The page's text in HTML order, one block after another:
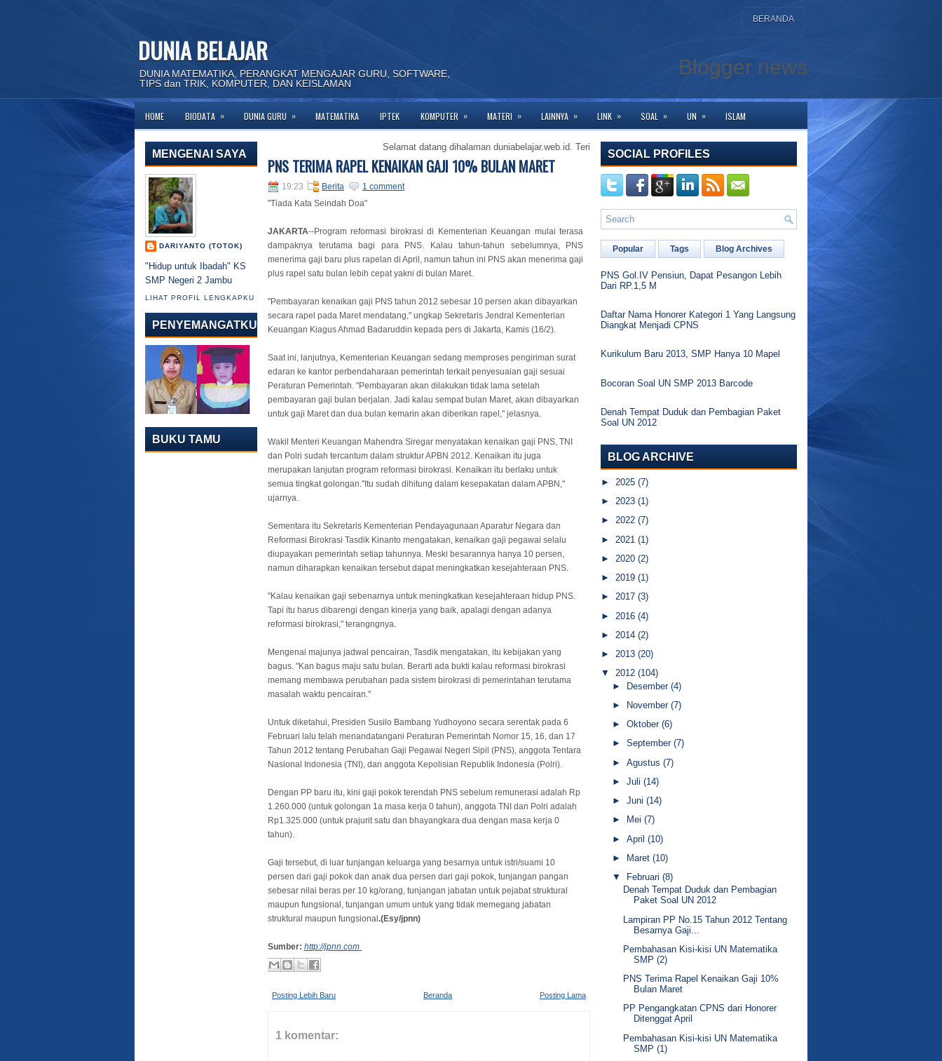
BERANDA
DUNIA BELAJAR
DUNIA MATEMATIKA, PERANGKAT MENGAJAR GURU, SOFTWARE,
TIPS dan TRIK, KOMPUTER, DAN KEISLAMAN
Blogger news
HOME BIODATA » DUNIA GURU » MATEMATIKA IPTEK KOMPUTER » MATERI » LAINNYA » LINK » SOAL » UN » ISLAM
MENGENAI SAYA
DARIYANTO (TOTOK)
"Hidup untuk Ibadah" KS
SMP Negeri 2 Jambu
LIHAT PROFIL LENGKAPKU
PENYEMANGATKU
BUKU TAMU
Selamat datang dihalaman duniabelajar.web.id. Terima kasih telah berkunjung ke halaman ini. Bagi yang membutuhkan bantuan silahkan
PNS TERIMA RAPEL KENAIKAN GAJI 10% BULAN MARET
19:23 Berita
1 comment
"Tiada Kata Seindah Doa"
JAKARTA--Program reformasi birokrasi di Kementerian Keuangan mulai terasa
dampaknya terutama bagi para PNS. Kalau tahun-tahun sebelumnya, PNS
menerima gaji baru plus rapelan di April, namun tahun ini PNS akan menerima gaji
plus rapel satu bulan lebih cepat yakni di bulan Maret.
"Pembayaran kenaikan gaji PNS tahun 2012 sebesar 10 persen akan dibayarkan
secara rapel pada Maret mendatang," ungkap Sekretaris Jendral Kementerian
Keuangan Kiagus Ahmad Badaruddin kepada pers di Jakarta, Kamis (16/2).
Saat ini, lanjutnya, Kementerian Keuangan sedang memproses pengiriman surat
edaran ke kantor perbendaharaan pemerintah terkait penyesuaian gaji sesuai
Peraturan Pemerintah. "Pembayaran akan dilakukan tidak lama setelah
pembayaran gaji bulan berjalan. Jadi kalau sempat bulan Maret, akan dibayarkan
untuk gaji Maret dan dua bulan kemarin akan diberikan rapel," jelasnya.
Wakil Menteri Keuangan Mahendra Siregar menyatakan kenaikan gaji PNS, TNI
dan Polri sudah tercantum dalam struktur APBN 2012. Kenaikan itu juga
merupakan lanjutan program reformasi birokrasi. Kenaikan itu berlaku untuk
semua tingkat golongan."Itu sudah dihitung dalam kesepakatan dalam APBN,"
ujarnya.
Sementara itu Sekretaris Kementerian Pendayagunaan Aparatur Negara dan
Reformasi Birokrasi Tasdik Kinanto mengatakan, kenaikan gaji pegawai selalu
diupayakan pemerintah setiap tahunnya. Meski besarannya hanya 10 persen,
namun diharapkan kenaikan tersebut dapat meningkatkan kesejahteraan PNS.
"Kalau kenaikan gaji sebenarnya untuk meningkatkan kesejahteraan hidup PNS.
Tapi itu harus dibarengi dengan kinerja yang baik, apalagi dengan adanya
reformasi birokrasi," terangngnya.
Mengenai majunya jadwal pencairan, Tasdik mengatakan, itu kebijakan yang
bagus. "Kan bagus maju satu bulan. Berarti ada bukti kalau reformasi birokrasi
memang membawa perubahan pada sistem birokrasi di pemerintahan terutama
masalah waktu pencairan."
Untuk diketahui, Presiden Susilo Bambang Yudhoyono secara serentak pada 6
Februari lalu telah menandatangani Peraturan Pemerintah Nomor 15, 16, dan 17
Tahun 2012 tentang Perubahan Gaji Pegawai Negeri Sipil (PNS), anggota Tentara
Nasional Indonesia (TNI), dan anggota Kepolisian Republik Indonesia (Polri).
Dengan PP baru itu, kini gaji pokok terendah PNS sebelum remunerasi adalah Rp
1.260.000 (untuk golongan 1a masa kerja 0 tahun), anggota TNI dan Polri adalah
Rp1.325.000 (untuk prajurit satu dan bhayangkara dua dengan masa kerja 0
tahun).
Gaji tersebut, di luar tunjangan keluarga yang besarnya untuk istri/suami 10
persen dari gaji pokok dan anak dua persen dari gaji pokok, tunjangan pangan
sebesar nilai beras per 10 kg/orang, tunjangan jabatan untuk pejabat struktural
maupun fungsional, tunjangan umum untuk yang tidak memegang jabatan
struktural maupun fungsional .(Esy/jpnn)
Sumber: http://jpnn.com
Posting Lebih Baru Posting Lama
Beranda
1 komentar:
SOCIAL PROFILES
Popular Tags Blog Archives
PNS Gol.IV Pensiun, Dapat Pesangon Lebih
Dari RP.1,5 M
Daftar Nama Honorer Kategori 1 Yang Langsung
Diangkat Menjadi CPNS
Kurikulum Baru 2013, SMP Hanya 10 Mapel
Bocoran Soal UN SMP 2013 Barcode
Denah Tempat Duduk dan Pembagian Paket
Soal UN 2012
BLOG ARCHIVE
► 2025 (7)
► 2023 (1)
► 2022 (7)
► 2021 (1)
► 2020 (2)
► 2019 (1)
► 2017 (3)
► 2016 (4)
► 2014 (2)
► 2013 (20)
▼
2012 (104)
► Desember (4)
►
November (7)
► Oktober (6)
► September (7)
► Agustus (7)
► Juli (14)
► Juni (14)
►
Mei (7)
► April (10)
►
Maret (10)
▼
Februari (8)
Denah Tempat Duduk dan Pembagian
Paket Soal UN 2012
Lampiran PP No.15 Tahun 2012 Tentang
Besarnya Gaji...
Pembahasan Kisi-kisi UN Matematika
SMP (2)
PNS Terima Rapel Kenaikan Gaji 10%
Bulan Maret
PP Pengangkatan CPNS dari Honorer
Ditenggat April
Pembahasan Kisi-kisi UN Matematika
SMP (1)